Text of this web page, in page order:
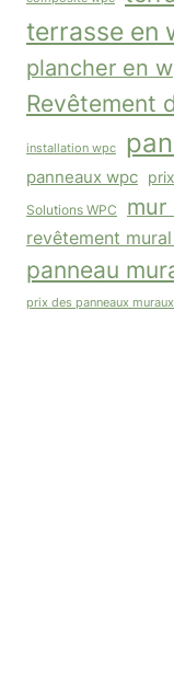
terrasse en
plancher en
Revêtement
installation wpc
panneaux wpc
Solutions WPC mur
revêtement
panneau
prix des panneaux